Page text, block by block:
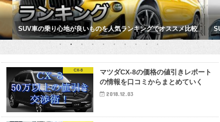
SUV車の乗り心地が良いものを人気ランキングでオススメ比較
CX-8
マツダCX-8の価格の値引きレポート
の情報を口コミからまとめていく
2018.12.03